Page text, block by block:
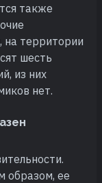
также
территории
шесть
из них
нет.
образом, ее